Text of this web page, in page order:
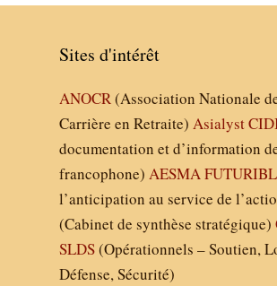
Sites d'intérêt
ANOCR(Association Nationale
Carrière en Retraite)Asialyst
documentation et d’information
francophone)AESMA
l’anticipation au service de
(Cabinet de synthèse stratégique)
SLDS(Opérationnels – Soutien,
Défense, Sécurité)